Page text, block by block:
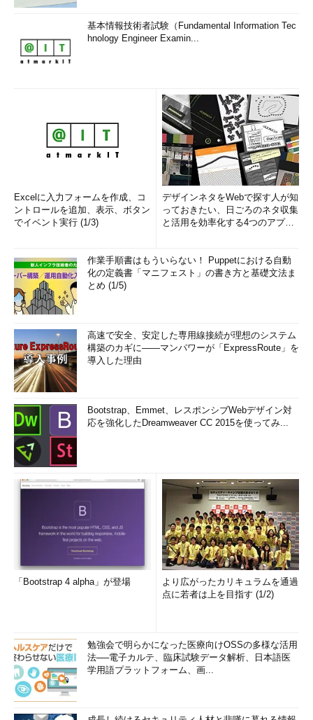
基本情報技術者試験（Fundamental Information Tec
hnology Engineer Examin...
Excelに入力フォームを作成、コ
ントロールを追加、表示、ボタン
でイベント実行 (1/3)
デザインネタをWebで探す人が知
っておきたい、日ごろのネタ収集
と活用を効率化する4つのアプリ
作業手順書はもういらない！ Puppetにおける自動
化の定義書「マニフェスト」の書き方と基礎文法ま
とめ (1/5)
高速で安全、安定した専用線接続が理想のシステム
構築のカギに――マンパワーが「ExpressRoute」を
導入した理由
Bootstrap、Emmet、レスポンシブWebデザイン対
応を強化したDreamweaver CC 2015を使ってみ...
「Bootstrap 4 alpha」が登場
より広がったカリキュラムを通過
点に若者は上を目指す (1/2)
勉強会で明らかになった医療向けOSSの多様な活用
法──電子カルテ、臨床試験データ解析、日本語医
学用語プラットフォーム、画...